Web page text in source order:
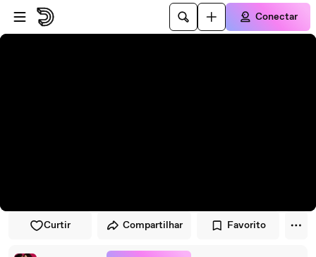
Pular para o player
Ir para o conteúdo principal
Conectar
Curtir Compartilhar Favorito